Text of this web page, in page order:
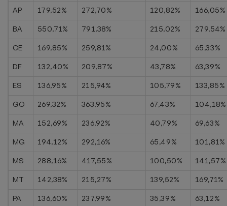
AP
179,52% 272,70% 120,82%
166,05%
BA
550,71% 791,38% 215,02%
279,54%
CE
169,85% 259,81% 24,00%
65,33%
DF
132,40% 209,87% 43,78%
63,39%
ES
136,95% 215,94% 105,79%
133,85%
GO
269,32% 363,95% 67,43%
104,18%
MA
152,69% 236,92% 40,79%
69,63%
MG
194,12% 292,16% 65,49%
101,81%
MS
288,16% 417,55% 100,50%
141,57%
MT
142,38% 215,27% 139,52%
169,71%
PA
136,60% 237,99% 35,39%
63,12%